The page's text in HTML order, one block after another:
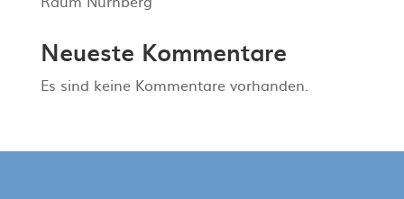
Neueste Kommentare
Es sind keine Kommentare vorhanden.